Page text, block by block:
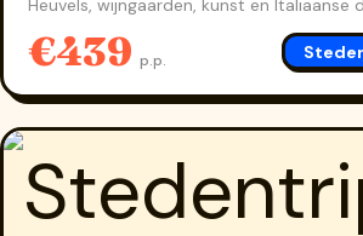
Heuvels, wijngaarden, kunst en Italiaanse
€439 p.p.